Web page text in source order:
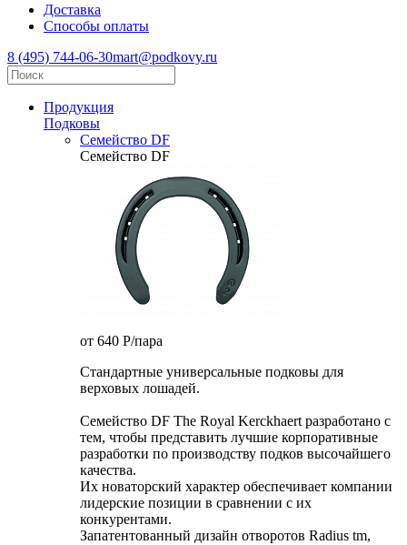
Доставка
Способы оплаты
8 (495) 744-06-30mart@podkovy.ru
Продукция
Подковы
Семейство DF
Семейство DF
от 640 P/пара
Стандартные универсальные подковы для
верховых лошадей.
Семейство DF The Royal Kerckhaert разработано с
тем, чтобы представить лучшие корпоративные
разработки по производству подков высочайшего
качества.
Их новаторский характер обеспечивает компании
лидерские позиции в сравнении с их
конкурентами.
Запатентованный дизайн отворотов Radius tm,